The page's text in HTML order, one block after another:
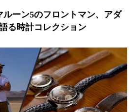
ルーン5のフロントマン、アダ
る時計コレクション